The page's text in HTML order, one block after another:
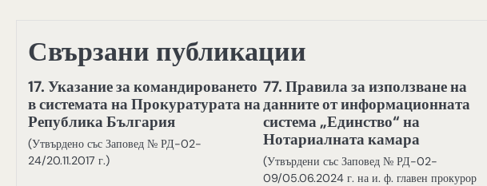
Свързани публикации
17. Указание за командироването
в системата на Прокуратурата на
Република България
(Утвърдено със Заповед № РД-02-
24/20.11.2017 г.)
77. Правила за използване на
данните от информационната
система „Единство“ на
Нотариалната камара
(Утвърдени със Заповед № РД-02-
09/05.06.2024 г. на и. ф. главен прокурор